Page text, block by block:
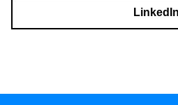
LinkedIn